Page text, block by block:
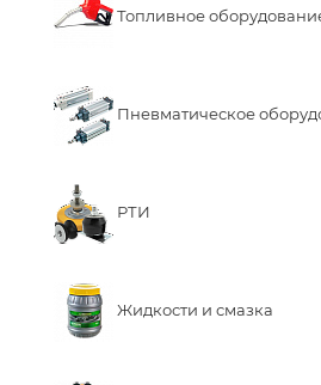
Топливное
Пневматическое
РТИ
Жидкости и смазка